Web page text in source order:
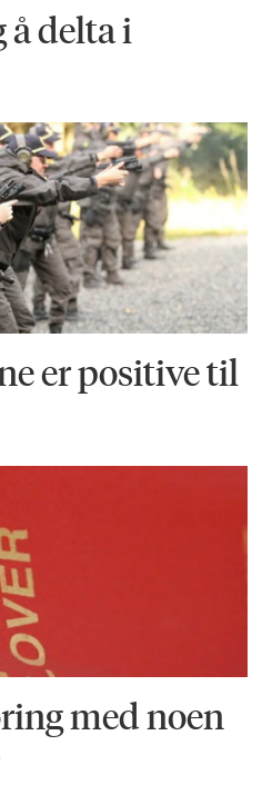
å delta i
er positive til
med noen